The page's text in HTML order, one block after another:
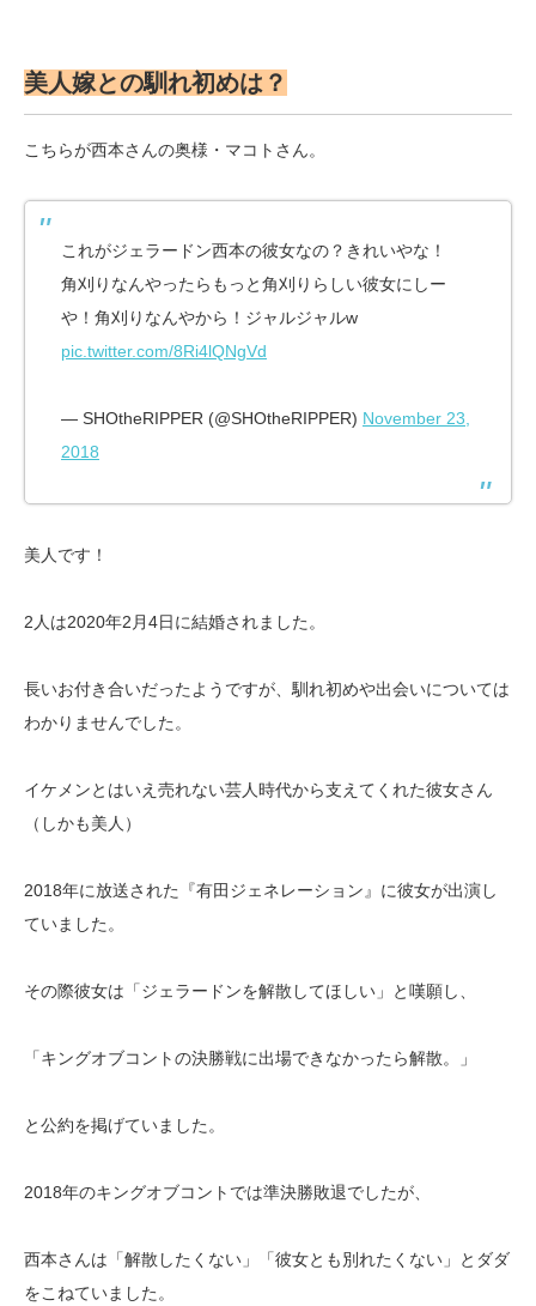
美人嫁との馴れ初めは？
こちらが西本さんの奥様・マコトさん。
これがジェラードン西本の彼女なの？きれいやな！
角刈りなんやったらもっと角刈りらしい彼女にしー
や！角刈りなんやから！ジャルジャルw
pic.twitter.com/8Ri4lQNgVd
— SHOtheRIPPER (@SHOtheRIPPER) November 23,
2018
美人です！
2人は2020年2月4日に結婚されました。
長いお付き合いだったようですが、馴れ初めや出会いについては
わかりませんでした。
イケメンとはいえ売れない芸人時代から支えてくれた彼女さん
（しかも美人）
2018年に放送された『有田ジェネレーション』に彼女が出演し
ていました。
その際彼女は「ジェラードンを解散してほしい」と嘆願し、
「キングオブコントの決勝戦に出場できなかったら解散。」
と公約を掲げていました。
2018年のキングオブコントでは準決勝敗退でしたが、
西本さんは「解散したくない」「彼女とも別れたくない」とダダ
をこねていました。